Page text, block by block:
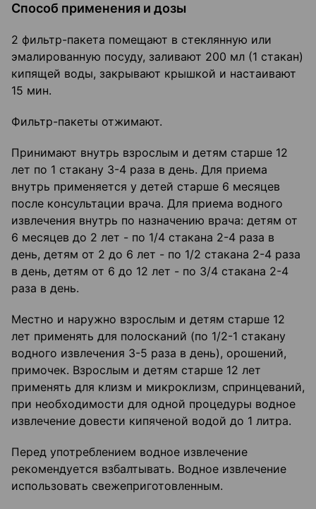
Способ применения и дозы
2 фильтр-пакета помещают в стеклянную или
эмалированную посуду, заливают 200 мл (1 стакан)
кипящей воды, закрывают крышкой и настаивают
15 мин.
Фильтр-пакеты отжимают.
Принимают внутрь взрослым и детям старше 12
лет по 1 стакану 3-4 раза в день. Для приема
внутрь применяется у детей старше 6 месяцев
после консультации врача. Для приема водного
извлечения внутрь по назначению врача: детям от
6 месяцев до 2 лет - по 1/4 стакана 2-4 раза в
день, детям от 2 до 6 лет - по 1/2 стакана 2-4 раза
в день, детям от 6 до 12 лет - по 3/4 стакана 2-4
раза в день.
Местно и наружно взрослым и детям старше 12
лет применять для полосканий (по 1/2-1 стакану
водного извлечения 3-5 раза в день), орошений,
примочек. Взрослым и детям старше 12 лет
применять для клизм и микроклизм, спринцеваний,
при необходимости для одной процедуры водное
извлечение довести кипяченой водой до 1 литра.
Перед употреблением водное извлечение
рекомендуется взбалтывать. Водное извлечение
использовать свежеприготовленным.